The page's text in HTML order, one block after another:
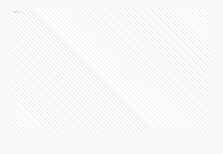
Ads